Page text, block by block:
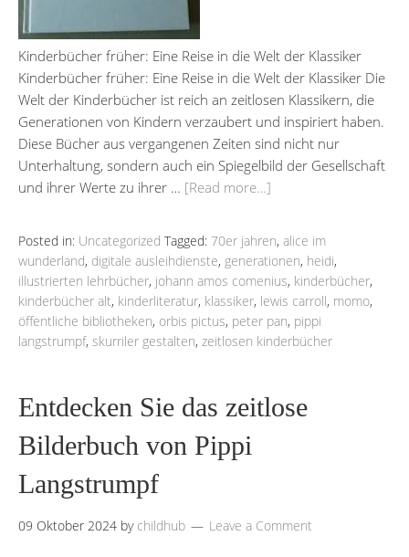
Kinderbücher früher: Eine Reise in die Welt der Klassiker
Kinderbücher früher: Eine Reise in die Welt der Klassiker Die
Welt der Kinderbücher ist reich an zeitlosen Klassikern, die
Generationen von Kindern verzaubert und inspiriert haben.
Diese Bücher aus vergangenen Zeiten sind nicht nur
Unterhaltung, sondern auch ein Spiegelbild der Gesellschaft
und ihrer Werte zu ihrer … [Read more…]
Posted in: Uncategorized Tagged: 70er jahren, alice im
wunderland, digitale ausleihdienste, generationen, heidi,
illustrierten lehrbücher, johann amos comenius, kinderbücher,
kinderbücher alt, kinderliteratur, klassiker, lewis carroll, momo,
öffentliche bibliotheken, orbis pictus, peter pan, pippi
langstrumpf, skurriler gestalten, zeitlosen kinderbücher
Entdecken Sie das zeitlose
Bilderbuch von Pippi
Langstrumpf
09 Oktober 2024 by childhub Leave a Comment